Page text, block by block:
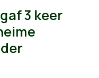
3 keer